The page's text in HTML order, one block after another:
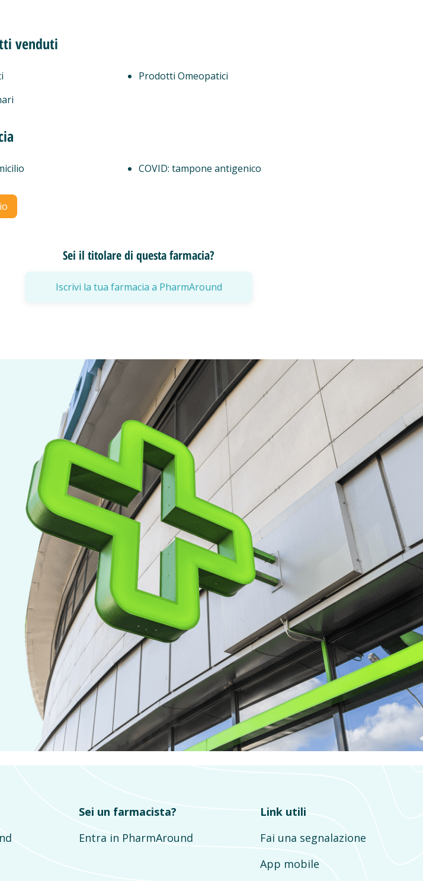
venduti
Prodotti Omeopatici
COVID: tampone antigenico
Sei il titolare di questa farmacia?
Iscrivi la tua farmacia a PharmAround
Sei un farmacista?
Entra in PharmAround
Link utili
Fai una segnalazione
App mobile